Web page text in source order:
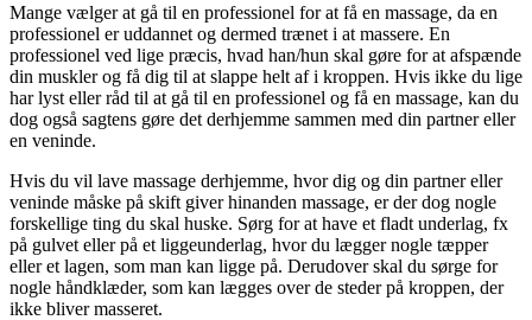
Mange vælger at gå til en professionel for at få en massage, da en
professionel er uddannet og dermed trænet i at massere. En
professionel ved lige præcis, hvad han/hun skal gøre for at afspænde
din muskler og få dig til at slappe helt af i kroppen. Hvis ikke du lige
har lyst eller råd til at gå til en professionel og få en massage, kan du
dog også sagtens gøre det derhjemme sammen med din partner eller
en veninde.
Hvis du vil lave massage derhjemme, hvor dig og din partner eller
veninde måske på skift giver hinanden massage, er der dog nogle
forskellige ting du skal huske. Sørg for at have et fladt underlag, fx
på gulvet eller på et liggeunderlag, hvor du lægger nogle tæpper
eller et lagen, som man kan ligge på. Derudover skal du sørge for
nogle håndklæder, som kan lægges over de steder på kroppen, der
ikke bliver masseret.